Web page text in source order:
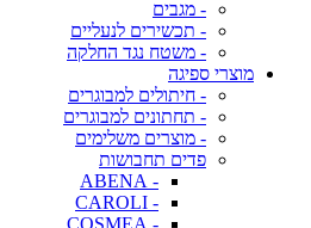
- מגבים
- תכשירים לנעליים
- משטח נגד החלקה
מוצרי ספיגה
- חיתולים למבוגרים
- תחתונים למבוגרים
- מוצרים משלימים
פדים תחבושות
- ABENA
- CAROLI
- COSMEA